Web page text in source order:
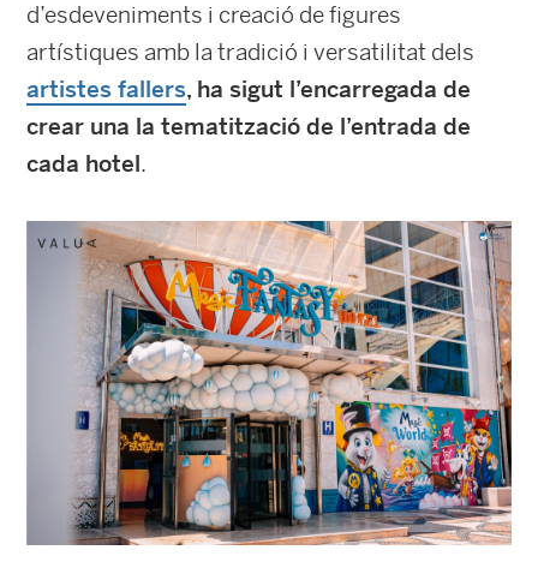
d’esdeveniments i creació de figures
artístiques amb la tradició i versatilitat dels
artistes fallers, ha sigut l’encarregada de
crear una la tematització de l’entrada de
cada hotel.